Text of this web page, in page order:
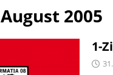
August 2005
1-